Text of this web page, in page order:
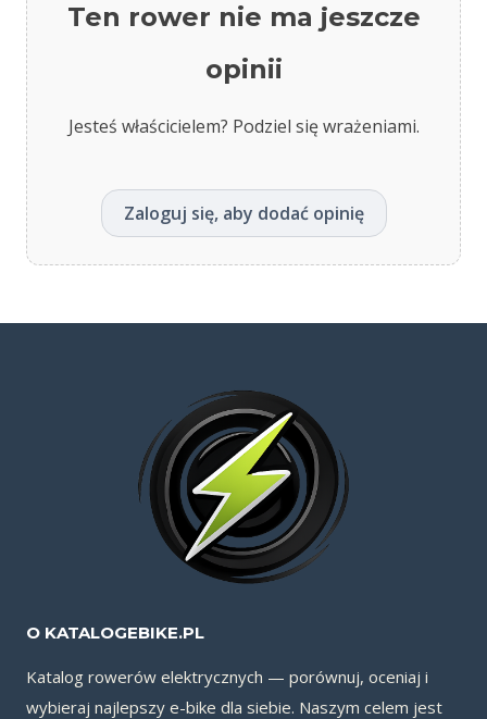
Ten rower nie ma jeszcze
opinii
Jesteś właścicielem? Podziel się wrażeniami.
Zaloguj się, aby dodać opinię
O KATALOGEBIKE.PL
Katalog rowerów elektrycznych — porównuj, oceniaj i
wybieraj najlepszy e-bike dla siebie. Naszym celem jest